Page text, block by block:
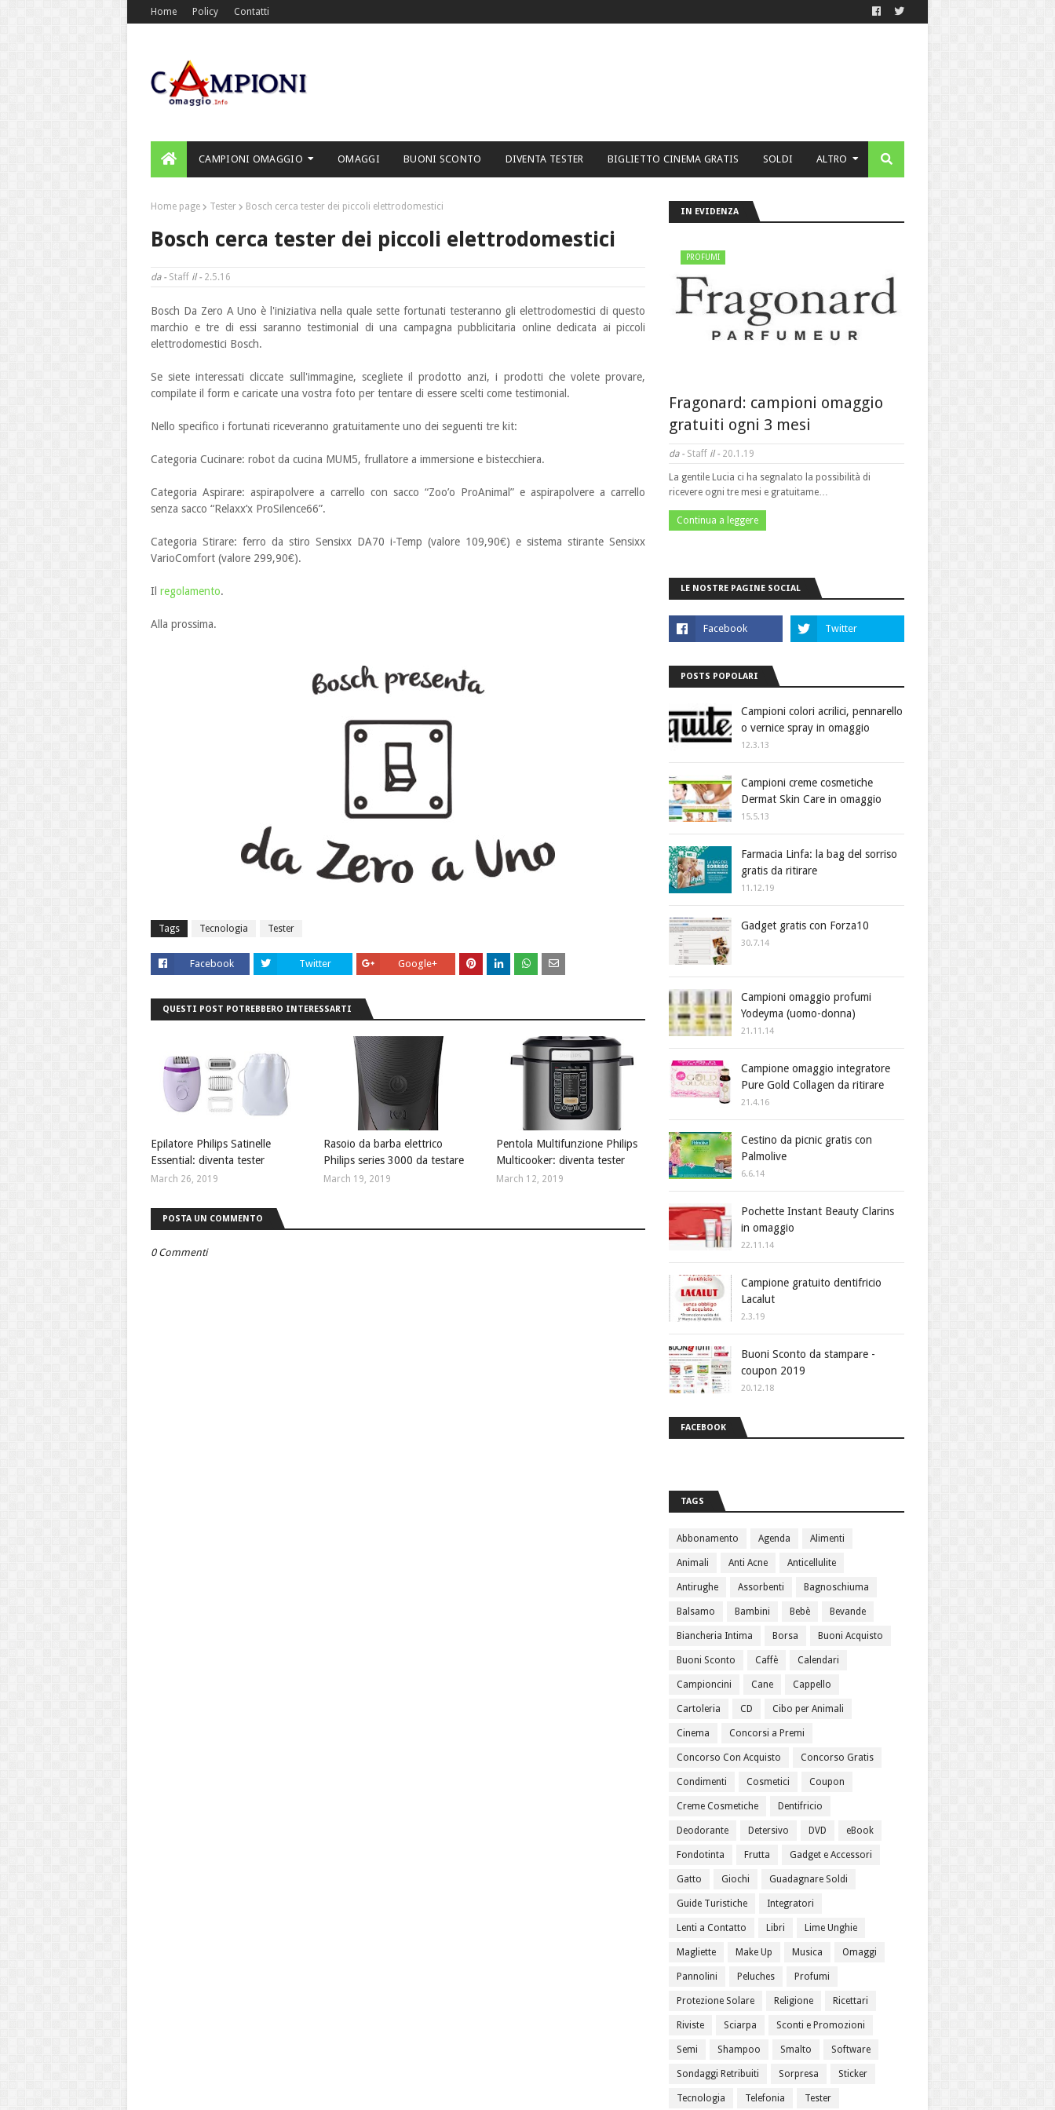
Home Policy Contatti
CAMPIONI OMAGGIO OMAGGI BUONI SCONTO DIVENTA TESTER BIGLIETTO CINEMA GRATIS SOLDI ALTRO
Home page Tester Bosch cerca tester dei piccoli elettrodomestici
Bosch cerca tester dei piccoli elettrodomestici
da - Staff il - 2.5.16
Bosch Da Zero A Uno è l'iniziativa nella quale sette fortunati testeranno gli elettrodomestici di questo
marchio e tre di essi saranno testimonial di una campagna pubblicitaria online dedicata ai piccoli
elettrodomestici Bosch.
Se siete interessati cliccate sull'immagine, scegliete il prodotto anzi, i prodotti che volete provare,
compilate il form e caricate una vostra foto per tentare di essere scelti come testimonial.
Nello specifico i fortunati riceveranno gratuitamente uno dei seguenti tre kit:
Categoria Cucinare: robot da cucina MUM5, frullatore a immersione e bistecchiera.
Categoria Aspirare: aspirapolvere a carrello con sacco “Zoo’o ProAnimal” e aspirapolvere a carrello
senza sacco “Relaxx’x ProSilence66”.
Categoria Stirare: ferro da stiro Sensixx DA70 i-Temp (valore 109,90€) e sistema stirante Sensixx
VarioComfort (valore 299,90€).
Il regolamento.
Alla prossima.
Tags Tecnologia Tester
Facebook Twitter Google+
QUESTI POST POTREBBERO INTERESSARTI
Epilatore Philips Satinelle
Essential: diventa tester
March 26, 2019
Rasoio da barba elettrico
Philips series 3000 da testare
March 19, 2019
Pentola Multifunzione Philips
Multicooker: diventa tester
March 12, 2019
POSTA UN COMMENTO
0 Commenti
IN EVIDENZA
PROFUMI
Fragonard: campioni omaggio
gratuiti ogni 3 mesi
da - Staff il - 20.1.19
La gentile Lucia ci ha segnalato la possibilità di
ricevere ogni tre mesi e gratuitame…
Continua a leggere
LE NOSTRE PAGINE SOCIAL
POSTS POPOLARI
Campioni colori acrilici, pennarello
o vernice spray in omaggio
12.3.13
Campioni creme cosmetiche
Dermat Skin Care in omaggio
15.5.13
Farmacia Linfa: la bag del sorriso
gratis da ritirare
11.12.19
Gadget gratis con Forza10
30.7.14
Campioni omaggio profumi
Yodeyma (uomo-donna)
21.11.14
Campione omaggio integratore
Pure Gold Collagen da ritirare
21.4.16
Cestino da picnic gratis con
Palmolive
6.6.14
Pochette Instant Beauty Clarins
in omaggio
22.11.14
Campione gratuito dentifricio
Lacalut
2.3.19
Buoni Sconto da stampare -
coupon 2019
20.12.18
FACEBOOK
TAGS
Abbonamento Agenda Alimenti
Animali Anti Acne Anticellulite
Antirughe Assorbenti Bagnoschiuma
Balsamo Bambini Bebè Bevande
Biancheria Intima Borsa Buoni Acquisto
Buoni Sconto Caffè Calendari
Campioncini Cane Cappello
Cartoleria CD Cibo per Animali
Cinema Concorsi a Premi
Concorso Con Acquisto Concorso Gratis
Condimenti Cosmetici Coupon
Creme Cosmetiche Dentifricio
Deodorante Detersivo DVD eBook
Fondotinta Frutta Gadget e Accessori
Gatto Giochi Guadagnare Soldi
Guide Turistiche Integratori
Lenti a Contatto Libri Lime Unghie
Magliette Make Up Musica Omaggi
Pannolini Peluches Profumi
Protezione Solare Religione Ricettari
Riviste Sciarpa Sconti e Promozioni
Semi Shampoo Smalto Software
Sondaggi Retribuiti Sorpresa Sticker
Tecnologia Telefonia Tester